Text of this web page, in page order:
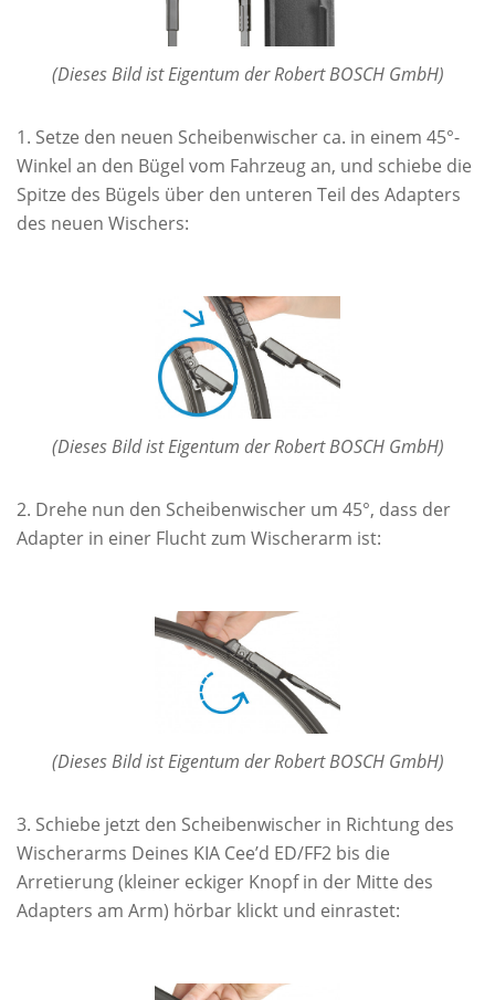
(Dieses Bild ist Eigentum der Robert BOSCH GmbH)
Setze den neuen Scheibenwischer ca. in einem 45°-
Winkel an den Bügel vom Fahrzeug an, und schiebe die
Spitze des Bügels über den unteren Teil des Adapters
des neuen Wischers:
(Dieses Bild ist Eigentum der Robert BOSCH GmbH)
Drehe nun den Scheibenwischer um 45°, dass der
Adapter in einer Flucht zum Wischerarm ist:
(Dieses Bild ist Eigentum der Robert BOSCH GmbH)
Schiebe jetzt den Scheibenwischer in Richtung des
Wischerarms Deines KIA Cee’d ED/FF2 bis die
Arretierung (kleiner eckiger Knopf in der Mitte des
Adapters am Arm) hörbar klickt und einrastet: